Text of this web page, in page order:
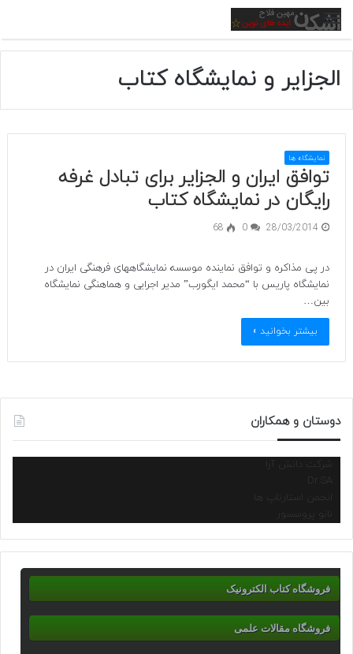
منو
الجزایر و نمایشگاه کتاب
نمایشگاه ها
توافق ایران و الجزایر برای تبادل غرفه
رایگان در نمایشگاه کتاب
28/03/2014
0
68
در پی مذاکره و توافق نماینده موسسه نمایشگاه­های فرهنگی ایران در
نمایشگاه پاریس با “محمد ایگورب” مدیر اجرایی و هماهنگی نمایشگاه
بین…
بیشتر بخوانید »
دوستان و همکاران
شرکت دانش آرا
انجمن استارتاپ ها
نانو پروسسور
فروشگاه کتاب الکترونیک
فروشگاه مقالات علمی